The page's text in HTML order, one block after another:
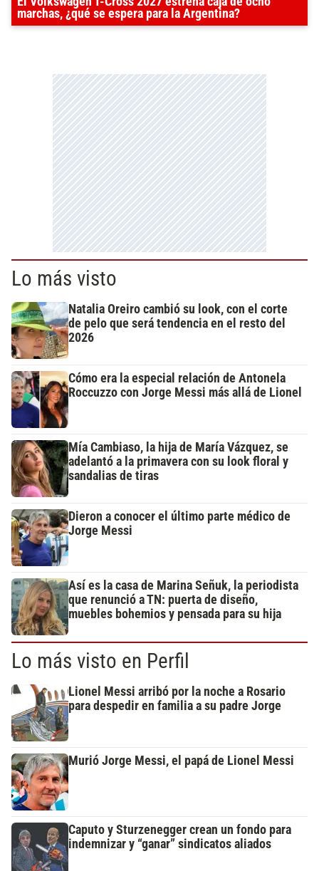
marchas, ¿qué se espera para la Argentina?
Lo más visto
Natalia Oreiro cambió su look, con el corte
de pelo que será tendencia en el resto del
2026
Cómo era la especial relación de Antonela
Roccuzzo con Jorge Messi más allá de Lionel
Mía Cambiaso, la hija de María Vázquez, se
adelantó a la primavera con su look floral y
sandalias de tiras
Dieron a conocer el último parte médico de
Jorge Messi
Así es la casa de Marina Señuk, la periodista
que renunció a TN: puerta de diseño,
muebles bohemios y pensada para su hija
Lo más visto en Perfil
Lionel Messi arribó por la noche a Rosario
para despedir en familia a su padre Jorge
Murió Jorge Messi, el papá de Lionel Messi
Caputo y Sturzenegger crean un fondo para
indemnizar y “ganar” sindicatos aliados